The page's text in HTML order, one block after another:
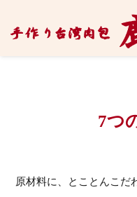
7つ
原材料に、とことんこだ